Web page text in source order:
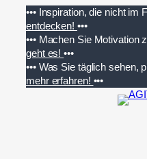
Inhalt
springen
••• Inspiration, die nicht im
entdecken! •••
••• Machen Sie Motivation
geht es!•••
••• Was Sie täglich sehen,
mehr erfahren! •••